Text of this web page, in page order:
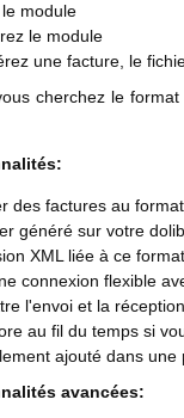
module
le module
une facture, le
cherchez le
des factures au
généré sur votre
XML liée à ce format
connexion flexible
l'envoi et la
au fil du temps si
ajouté dans
avancées: